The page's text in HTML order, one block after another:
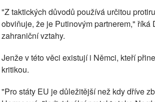
"Z taktických důvodů používá určitou
obviňuje, že je Putinovým partnerem,"
zahraniční vztahy.
Jenže v této věci existují i Němci, kteří
kritikou.
"Pro státy EU je důležitější než kdy dříve